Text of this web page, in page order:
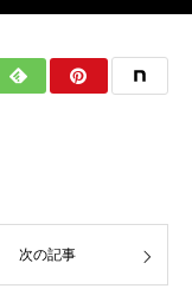
次の記事